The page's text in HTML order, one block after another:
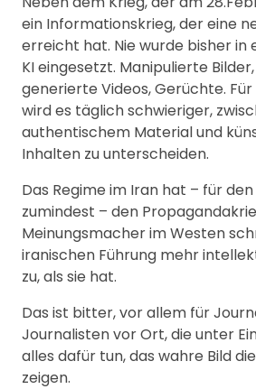
ein Informationskrieg, der eine
erreicht hat. Nie wurde bisher in
KI eingesetzt. Manipulierte
generierte Videos, Gerüchte.
wird es täglich schwieriger,
authentischem Material und
Inhalten zu unterscheiden.
Das Regime im Iran hat – für
zumindest – den
Meinungsmacher im Westen
iranischen Führung mehr
zu, als sie hat.
Das ist bitter, vor allem für
Journalisten vor Ort, die unter
alles dafür tun, das wahre Bild
zeigen.